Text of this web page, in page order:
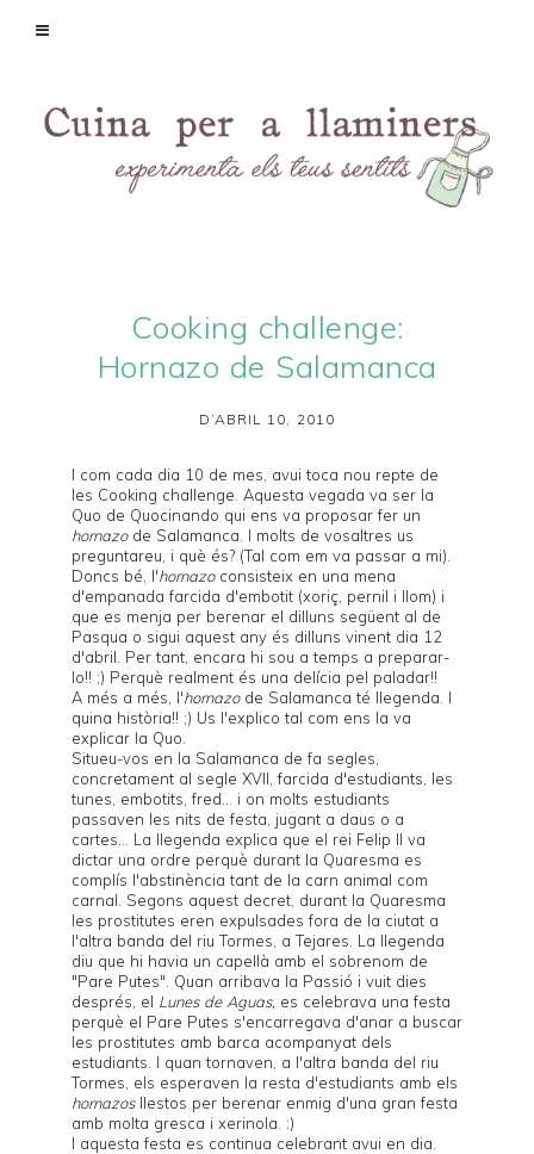
Cooking challenge:
Hornazo de Salamanca
D’ABRIL 10, 2010
I com cada dia 10 de mes, avui toca nou repte de
les Cooking challenge . Aquesta vegada va ser la
Quo de Quocinando qui ens va proposar fer un
hornazode Salamanca. I molts de vosaltres us
preguntareu, i què és? (Tal com em va passar a mi).
Doncs bé, l'hornazoconsisteix en una mena
d'empanada farcida d'embotit (xoriç, pernil i llom) i
que es menja per berenar el dilluns següent al de
Pasqua o sigui aquest any és dilluns vinent dia 12
d'abril. Per tant, encara hi sou a temps a preparar-
lo!! ;) Perquè realment és una delícia pel paladar!!
A més a més, l'hornazode Salamanca té llegenda. I
quina història!! ;) Us l'explico tal com ens la va
explicar la Quo.
Situeu-vos en la Salamanca de fa segles,
concretament al segle XVII, farcida d'estudiants, les
tunes, embotits, fred... i on molts estudiants
passaven les nits de festa, jugant a daus o a
cartes... La llegenda explica que el rei Felip II va
dictar una ordre perquè durant la Quaresma es
complís l'abstinència tant de la carn animal com
carnal. Segons aquest decret, durant la Quaresma
les prostitutes eren expulsades fora de la ciutat a
l'altra banda del riu Tormes, a Tejares. La llegenda
diu que hi havia un capellà amb el sobrenom de
"Pare Putes". Quan arribava la Passió i vuit dies
després, el Lunes de Aguas, es celebrava una festa
perquè el Pare Putes s'encarregava d'anar a buscar
les prostitutes amb barca acompanyat dels
estudiants. I quan tornaven, a l'altra banda del riu
Tormes, els esperaven la resta d'estudiants amb els
hornazosllestos per berenar enmig d'una gran festa
amb molta gresca i xerinola. :)
I aquesta festa es continua celebrant avui en dia.